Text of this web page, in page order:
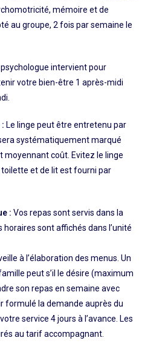
mémoire et de
au groupe, 2 fois par semaine le
psychologue intervient pour
votre bien-être 1 après-midi
Le linge peut être entretenu par
systématiquement marqué
moyennant coût. Evitez le linge
toilette et de lit est fourni par
: Vos repas sont servis dans la
horaires sont affichés dans l’unité
à l’élaboration des menus. Un
peut s’il le désire (maximum
son repas en semaine avec
formulé la demande auprès du
service 4 jours à l’avance. Les
au tarif accompagnant.